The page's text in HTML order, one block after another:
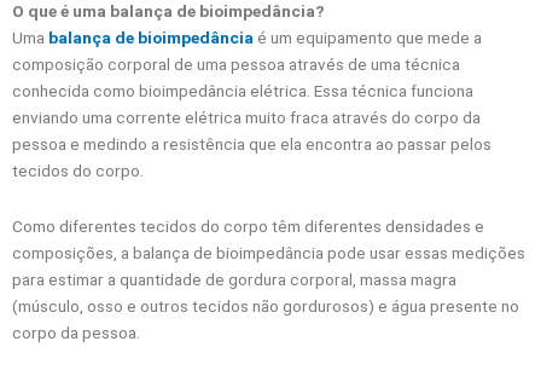
O que é uma balança de bioimpedância?
Uma balança de bioimpedânciaé um equipamento que mede a
composição corporal de uma pessoa através de uma técnica
conhecida como bioimpedância elétrica. Essa técnica funciona
enviando uma corrente elétrica muito fraca através do corpo da
pessoa e medindo a resistência que ela encontra ao passar pelos
tecidos do corpo.
Como diferentes tecidos do corpo têm diferentes densidades e
composições, a balança de bioimpedância pode usar essas medições
para estimar a quantidade de gordura corporal, massa magra
(músculo, osso e outros tecidos não gordurosos) e água presente no
corpo da pessoa.